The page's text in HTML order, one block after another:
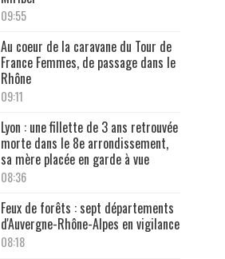
09:55
Au coeur de la caravane du Tour de
France Femmes, de passage dans le
Rhône
09:11
Lyon : une fillette de 3 ans retrouvée
morte dans le 8e arrondissement,
sa mère placée en garde à vue
08:36
Feux de forêts : sept départements
d'Auvergne-Rhône-Alpes en vigilance
08:18